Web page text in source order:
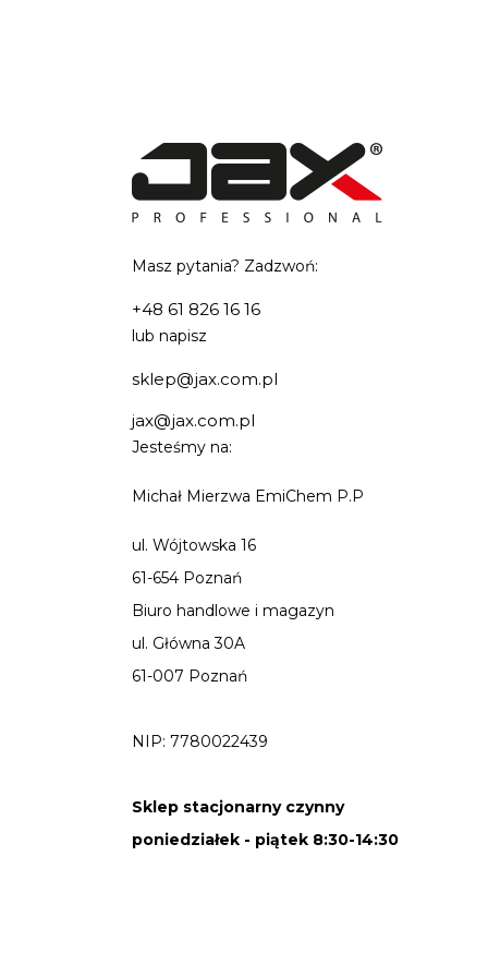
Masz pytania? Zadzwoń:
+48 61 826 16 16
lub napisz
sklep@jax.com.pl
jax@jax.com.pl
Jesteśmy na:
Michał Mierzwa EmiChem P.P
ul. Wójtowska 16
61-654 Poznań
Biuro handlowe i magazyn
ul. Główna 30A
61-007 Poznań
NIP: 7780022439
Sklep stacjonarny czynny
poniedziałek - piątek 8:30-14:30